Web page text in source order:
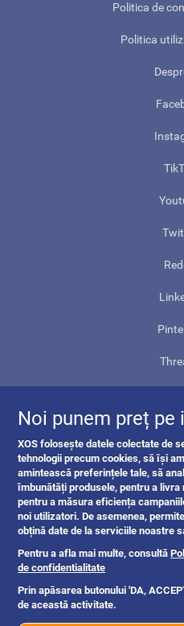
Politica de
Politica
Harta
Noi punem preț
XOS folosește datele colectate de
tehnologii precum cookies, să își
amintească preferințele tale, să
îmbunătăți produsele, pentru a
pentru a măsura eficiența
noi utilizatori. De asemenea,
obțină date de la serviciile noastre
Pentru a afla mai multe, consultă
de confidentialitate
Prin apăsarea butonului 'DA,
de această activitate.